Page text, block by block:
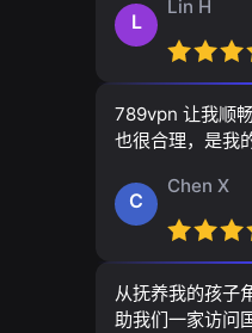
L
Lin H
789vpn 让我顺
也很合理，是我
C
Chen X
从抚养我的孩子
助我们一家访问